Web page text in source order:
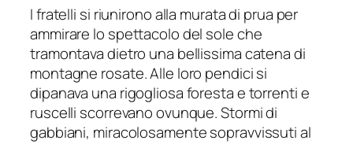
I fratelli si riunirono alla murata di prua per
ammirare lo spettacolo del sole che
tramontava dietro una bellissima catena di
montagne rosate. Alle loro pendici si
dipanava una rigogliosa foresta e torrenti e
ruscelli scorrevano ovunque. Stormi di
gabbiani, miracolosamente sopravvissuti al